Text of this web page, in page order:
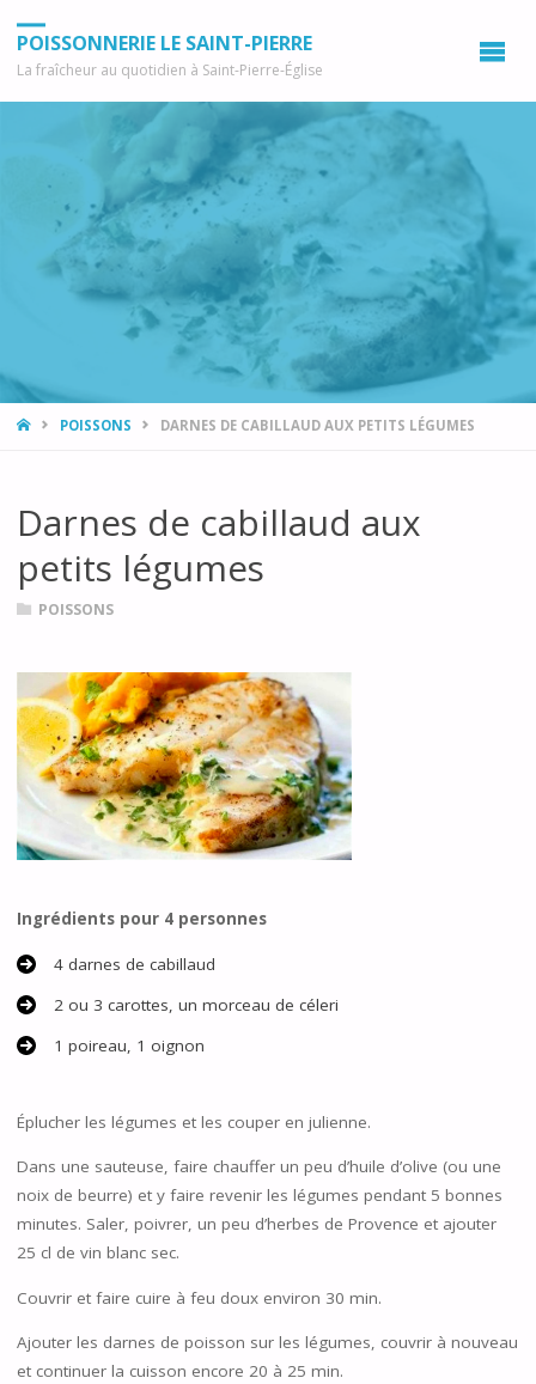
POISSONNERIE LE SAINT-PIERRE
La fraîcheur au quotidien à Saint-Pierre-Église
ACCUEIL
POISSONS DARNES DE CABILLAUD AUX PETITS LÉGUMES
Darnes de cabillaud aux
petits légumes
POISSONS
Ingrédients pour 4 personnes
4 darnes de cabillaud
2 ou 3 carottes, un morceau de céleri
1 poireau, 1 oignon
Éplucher les légumes et les couper en julienne.
Dans une sauteuse, faire chauffer un peu d’huile d’olive (ou une
noix de beurre) et y faire revenir les légumes pendant 5 bonnes
minutes. Saler, poivrer, un peu d’herbes de Provence et ajouter
25 cl de vin blanc sec.
Couvrir et faire cuire à feu doux environ 30 min.
Ajouter les darnes de poisson sur les légumes, couvrir à nouveau
et continuer la cuisson encore 20 à 25 min.